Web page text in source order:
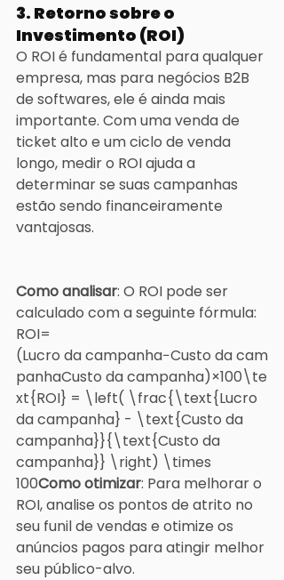
3. Retorno sobre o
Investimento (ROI)
O ROI é fundamental para qualquer
empresa, mas para negócios B2B
de softwares, ele é ainda mais
importante. Com uma venda de
ticket alto e um ciclo de venda
longo, medir o ROI ajuda a
determinar se suas campanhas
estão sendo financeiramente
vantajosas.
Como analisar: O ROI pode ser
calculado com a seguinte fórmula:
ROI=
(Lucro da campanha−Custo da cam
panhaCusto da campanha)×100\te
xt{ROI} = \left( \frac{\text{Lucro
da campanha} - \text{Custo da
campanha}}{\text{Custo da
campanha}} \right) \times
100Como otimizar: Para melhorar o
ROI, analise os pontos de atrito no
seu funil de vendas e otimize os
anúncios pagos para atingir melhor
seu público-alvo.